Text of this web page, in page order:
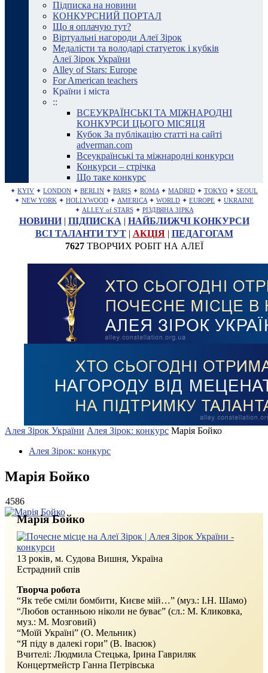
Підписка на новини
КОНКУРСНИЙ ПОРТАЛ
Що я оплачую тут?
Віртуальні нагороди Алеї Зірок
Медалісти та володарі статуеток і кубків
Алеї Зірок України
Alley of Stars: Europe
For American teachers
Країни і міста
::
ВСЕУКРАЇНСЬКІ ТА МІЖНАРОДНІ
КОНКУРСИ ЦЬОГО МІСЯЦЯ
Кубок За публікацію статті на сайті
adverman.com
Всеукраїнські та міжнародні конкурси
Конкурси – стрічка
Що таке конкурс
✦ KYIV ✦ LONDON ✦ BERLIN ✦ PARIS ✦ ROMA ✦ MADRID ✦ TOKYO ✦ SEOUL
✦ NEW YORK ✦ HOLLYWOOD ✦ AMERICA ✦ WORLD ✦ EUROPE ✦ UKRAINE
✦ ALLEY of STARS ✦ РІЗДВЯНА ЗІРКА
НОВИНИ| ПІДПИСКА | НАЙБЛИЖЧІ КОНКУРСИ
ВСІ ТАЛАНТИ ТУТ| АКЦІЯ| ПЕДАГОГАМ
7627ТВОРЧИХ РОБІТ НА АЛЕЇ
Алея Зірок України Алея Зірок: конкурс Марія Бойко
Алея Зірок: конкурс
Марія Бойко
4586
Марія Бойко
13 років, м. Судова Вишня, Україна
Естрадний спів
Творча робота
“Як тебе сміли бомбити, Києве мій…” (муз.: І.Н. Шамо)
“Любов останньою ніколи не буває” (сл.: М. Кликовка,
муз.: М. Мозговий)
“Моїй Україні” (О. Мельник)
“Я піду в далекі гори” (В. Івасюк)
Вчителі: Людмила Стецька, Ірина Гавриляк
Концертмейстр Ганна Петрівська